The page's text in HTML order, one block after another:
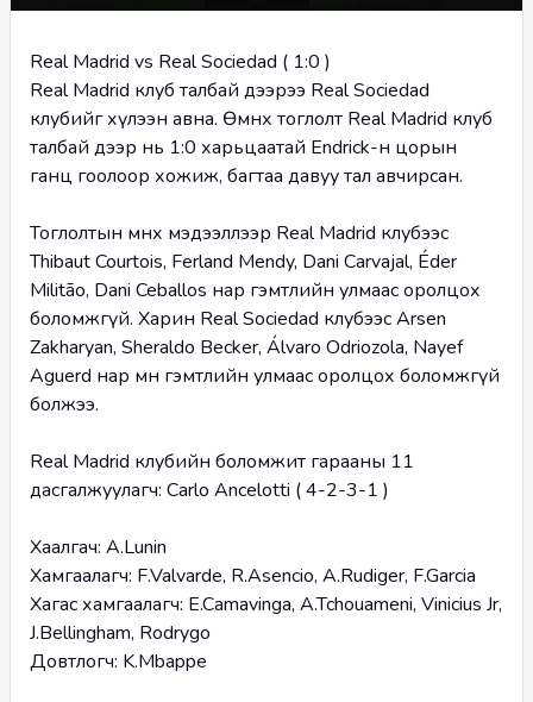
Real Madrid vs Real Sociedad ( 1:0 )
Real Madrid клуб талбай дээрээ Real Sociedad
клубийг хүлээн авна. Өмнөх тоглолт Real Madrid клуб
талбай дээр нь 1:0 харьцаатай Endrick-н цорын
ганц гоолоор хожиж, багтаа давуу тал авчирсан.
Тоглолтын өмнөх мэдээллээр Real Madrid клубээс
Thibaut Courtois, Ferland Mendy, Dani Carvajal, Éder
Militão, Dani Ceballos нар гэмтлийн улмаас оролцох
боломжгүй. Харин Real Sociedad клубээс Arsen
Zakharyan, Sheraldo Becker, Álvaro Odriozola, Nayef
Aguerd нар мөн гэмтлийн улмаас оролцох боломжгүй
болжээ.
Real Madrid клубийн боломжит гарааны 11
дасгалжуулагч: Carlo Ancelotti ( 4-2-3-1 )
Хаалгач: A.Lunin
Хамгаалагч: F.Valvarde, R.Asencio, A.Rudiger, F.Garcia
Хагас хамгаалагч: E.Camavinga, A.Tchouameni, Vinicius Jr,
J.Bellingham, Rodrygo
Довтлогч: K.Mbappe